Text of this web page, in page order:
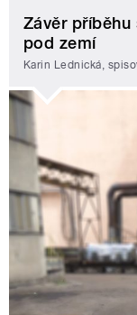
Závěr
pod zemí
Karin Lednická,